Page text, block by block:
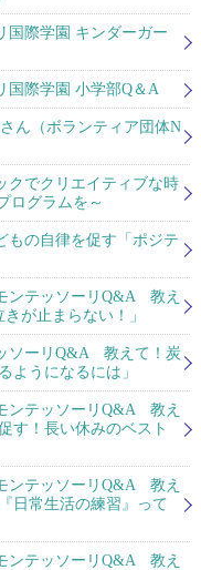
国際学園 キンダーガー
国際学園 小学部Q＆A
ん（ボランティア団体N
でクリエイティブな時
ログラムを～
もの自律を促す「ポジテ
ンテッソーリQ&A 教え
が止まらない！」
ソーリQ&A 教えて！炭
ようになるには」
ンテッソーリQ&A 教え
す！長い休みのベスト
ンテッソーリQ&A 教え
日常生活の練習』って
ンテッソーリQ&A 教え